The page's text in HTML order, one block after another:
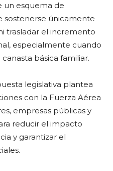
un esquema de
sostenerse únicamente
trasladar el incremento
especialmente cuando
básica familiar.
legislativa plantea
con la Fuerza Aérea
empresas públicas y
reducir el impacto
y garantizar el